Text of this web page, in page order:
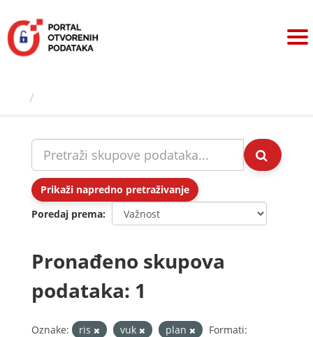
sadržaj
Prikaži napredno pretraživanje
Poredaj prema
Pronađeno skupova
podataka: 1
Oznake: ris vuk plan
Formati: